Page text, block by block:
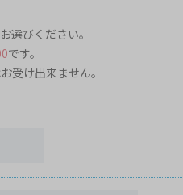
選びください。
です。
受け出来ません。